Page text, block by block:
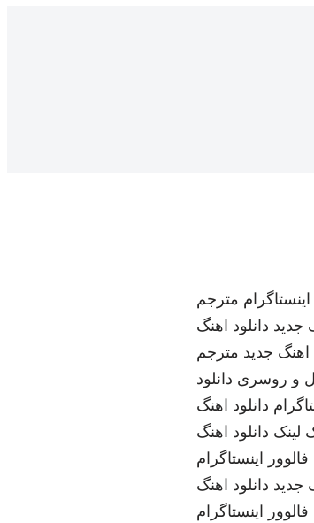
مترجم
جدید دانلود اهنگ
اهنگ جدید مترجم
و روسری دانلود
دانلود اهنگ
لینک دانلود اهنگ
اینستاگرام
جدید دانلود اهنگ
اینستاگرام